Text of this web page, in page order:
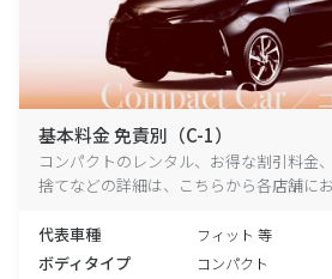
基本料金 免責別（C-1）
コンパクトのレンタル、お得な割引料金
捨てなどの詳細は、こちらから各店舗に
代表車種 フィット 等
ボディタイプ コンパクト